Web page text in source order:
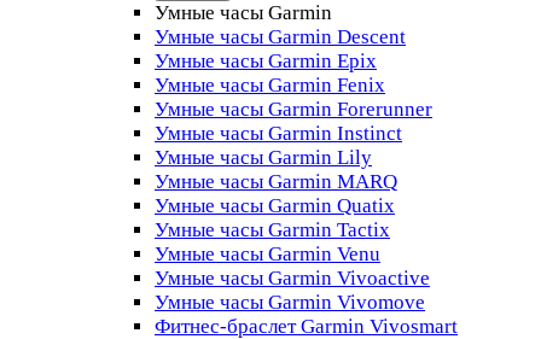
Умные часы Garmin
Умные часы Garmin Descent
Умные часы Garmin Epix
Умные часы Garmin Fenix
Умные часы Garmin Forerunner
Умные часы Garmin Instinct
Умные часы Garmin Lily
Умные часы Garmin MARQ
Умные часы Garmin Quatix
Умные часы Garmin Tactix
Умные часы Garmin Venu
Умные часы Garmin Vivoactive
Умные часы Garmin Vivomove
Фитнес-браслет Garmin Vivosmart